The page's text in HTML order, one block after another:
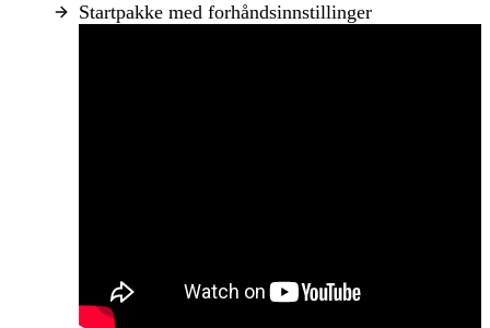
Startpakke med forhåndsinnstillinger